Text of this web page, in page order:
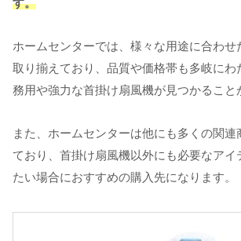
す。
ホームセンターでは、様々な用途に合わせ
取り揃えており、品質や価格帯も多岐にわ
務用や強力な首掛け扇風機が見つかること
また、ホームセンターは他にも多くの関連
ており、首掛け扇風機以外にも必要なアイ
たい場合におすすめの購入先になります。